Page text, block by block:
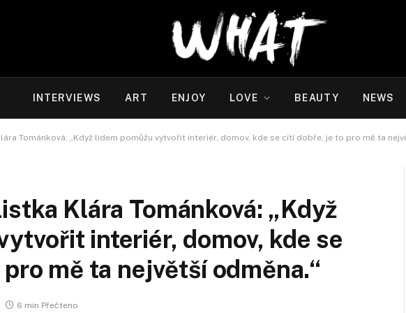
INTERVIEWS ART ENJOY LOVE BEAUTY NEWS
Tománková: „Když lidem pomůžu vytvořit interiér, domov, kde se cítí dobře, je to pro mě ta
Klára Tománková: „Když
interiér, domov, kde se
mě ta největší odměna.“
6 min Přečteno